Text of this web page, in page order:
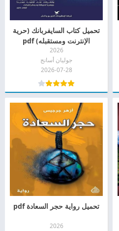
تحميل كتاب السايفربانك (حرية
الإنترنت ومستقبله) pdf
2026
جوليان أسانج
2026-07-28
تحميل رواية حجر السعادة pdf
2026